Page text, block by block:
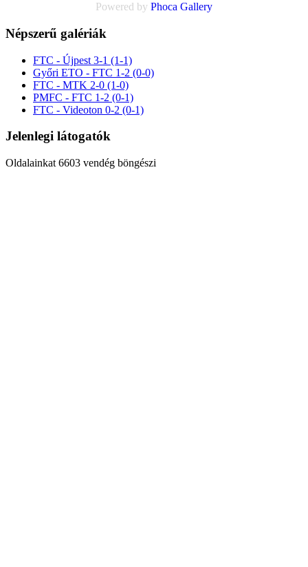
Powered by Phoca Gallery
Népszerű galériák
FTC - Újpest 3-1 (1-1)
Győri ETO - FTC 1-2 (0-0)
FTC - MTK 2-0 (1-0)
PMFC - FTC 1-2 (0-1)
FTC - Videoton 0-2 (0-1)
Jelenlegi látogatók
Oldalainkat 6603 vendég böngészi